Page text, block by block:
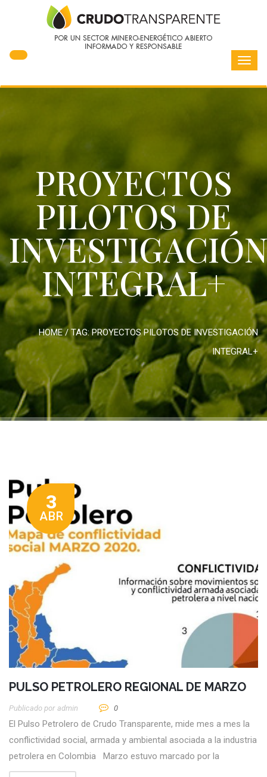
PROYECTOS
PILOTOS DE
INTEGRAL+
HOME/ TAG:PROYECTOS PILOTOS DE INVESTIGACIÓN
INTEGRAL+
3
ABR
PULSO PETROLERO REGIONAL DE MARZO
Publicado por Admin 0
El Pulso Petrolero de Crudo Transparente, mide mes a mes la
conflictividad social, armada y ambiental asociada a la industria
petrolera en Colombia Marzo estuvo marcado por la